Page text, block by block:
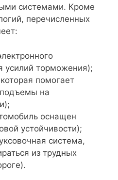
системами. Кроме
перечисленных
усилий торможения);
помогает
на
оснащен
устойчивости);
система,
из трудных